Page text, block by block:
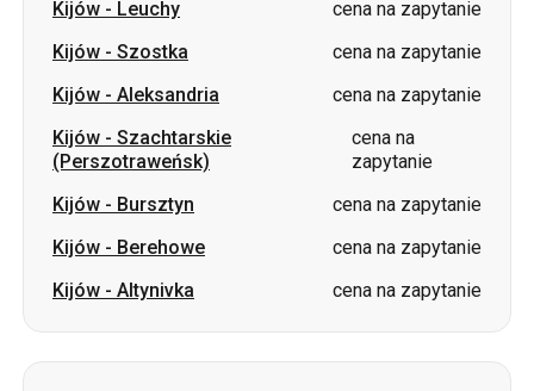
Kijów-Szachtarskie
cena na
Kijów-Altynivka cena na zapytanie
Trasy do m. Kijów
Romny-Kijów
cena na zapytanie